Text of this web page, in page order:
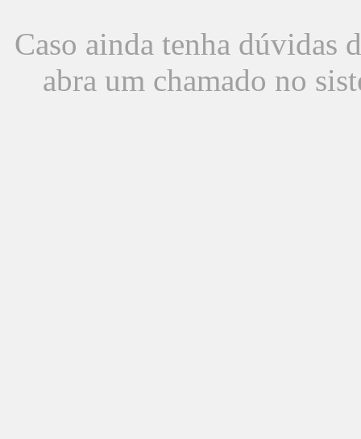
Caso ainda tenha dúvidas
abra um chamado no